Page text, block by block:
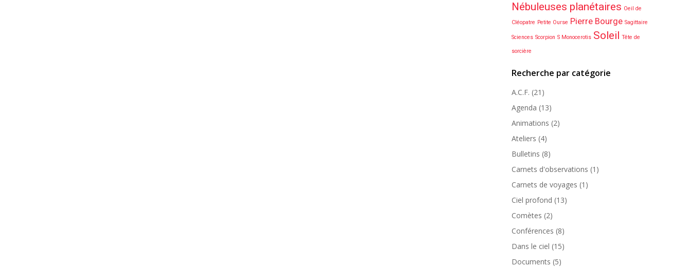
Nébuleuses planétaires Oeil de
Cléopatre Petite Ourse Pierre Bourge Sagittaire
Sciences Scorpion S Monocerotis Soleil Tête de
sorcière
Recherche par catégorie
A.C.F. (21)
Agenda (13)
Animations (2)
Ateliers (4)
Bulletins (8)
Carnets d'observations (1)
Carnets de voyages (1)
Ciel profond (13)
Comètes (2)
Conférences (8)
Dans le ciel (15)
Documents (5)